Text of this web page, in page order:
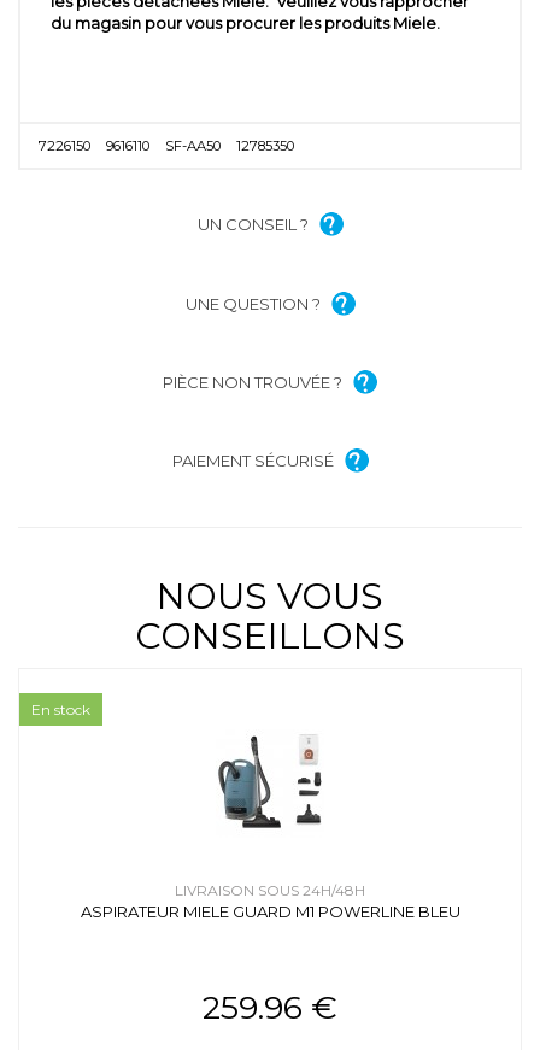
du magasin pour vous procurer les produits Miele.
7226150 9616110 SF-AA50 12785350
UN CONSEIL ?
UNE QUESTION ?
PIÈCE NON TROUVÉE ?
PAIEMENT SÉCURISÉ
NOUS VOUS
CONSEILLONS
LIVRAISON SOUS 24H/48H
ASPIRATEUR MIELE GUARD M1 POWERLINE BLEU
259.96 €
En stock